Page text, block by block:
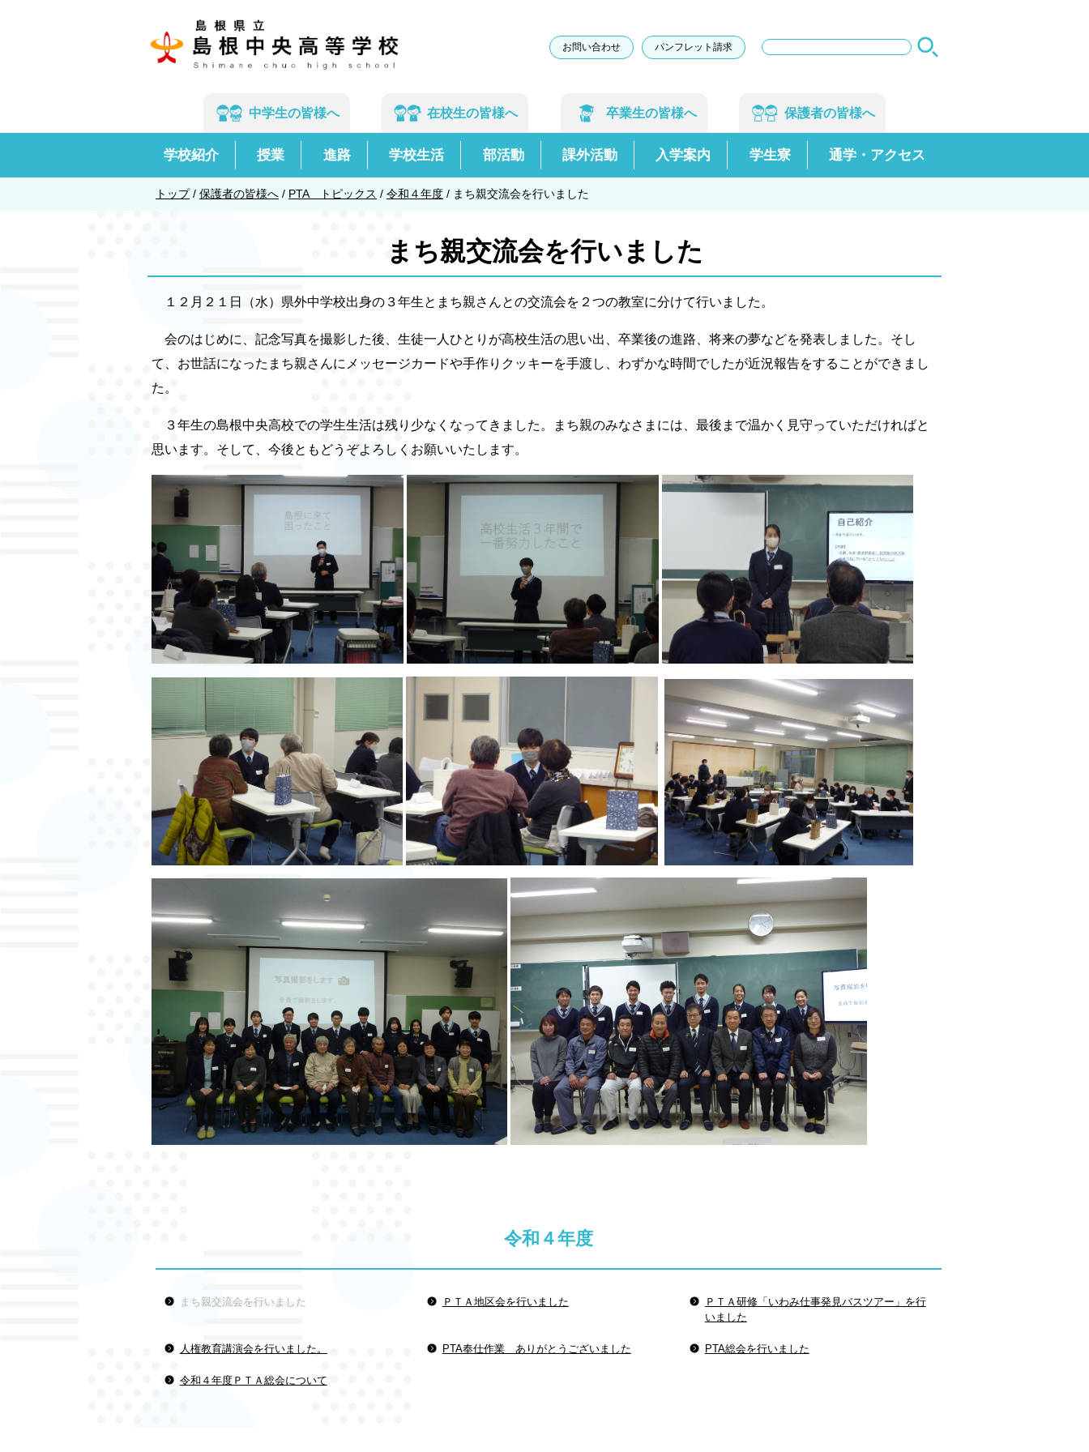
お問い合わせ パンフレット請求
サ
検
中学生の皆様へ 在校生の皆様へ 卒業生の皆様へ 保護者の皆様へ
学校紹介 授業 進路 学校生活 部活動 課外活動 入学案内 学生寮 通学・アクセス
現
トップ/ 保護者の皆様へ / PTA トピックス / 令和４年度 / まち親交流会を行いました
まち親交流会を行いました
１２月２１日（水）県外中学校出身の３年生とまち親さんとの交流会を２つの教室に分けて行いました。
会のはじめに、記念写真を撮影した後、生徒一人ひとりが高校生活の思い出、卒業後の進路、将来の夢などを発表しました。そし
て、お世話になったまち親さんにメッセージカードや手作りクッキーを手渡し、わずかな時間でしたが近況報告をすることができまし
た。
３年生の島根中央高校での学生生活は残り少なくなってきました。まち親のみなさまには、最後まで温かく見守っていただければと
思います。そして、今後ともどうぞよろしくお願いいたします。
令和４年度
まち親交流会を行いました ＰＴＡ地区会を行いました
ＰＴＡ研修「いわみ仕事発見バスツアー」を行
いました
人権教育講演会を行いました。 PTA奉仕作業 ありがとうございました PTA総会を行いました
令和４年度ＰＴＡ総会について